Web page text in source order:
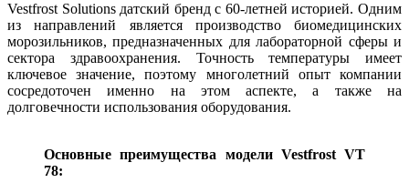
Vestfrost Solutions датский бренд с 60-летней историей. Одним
из направлений является производство биомедицинских
морозильников, предназначенных для лабораторной сферы и
сектора здравоохранения. Точность температуры имеет
ключевое значение, поэтому многолетний опыт компании
сосредоточен именно на этом аспекте, а также на
долговечности использования оборудования.
Основные преимущества модели Vestfrost VT
78: